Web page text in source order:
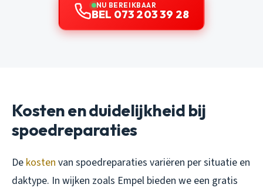
NU BEREIKBAAR
BEL 073 203 39 28
Kosten en duidelijkheid bij
spoedreparaties
De kosten van spoedreparaties variëren per situatie en
daktype. In wijken zoals Empel bieden we een gratis